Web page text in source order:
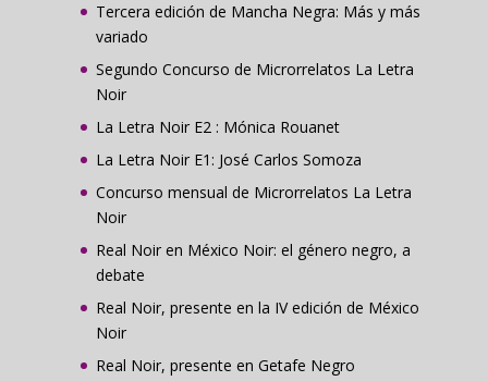
Tercera edición de Mancha Negra: Más y más
variado
Segundo Concurso de Microrrelatos La Letra
Noir
La Letra Noir E2 : Mónica Rouanet
La Letra Noir E1: José Carlos Somoza
Concurso mensual de Microrrelatos La Letra
Noir
Real Noir en México Noir: el género negro, a
debate
Real Noir, presente en la IV edición de México
Noir
Real Noir, presente en Getafe Negro